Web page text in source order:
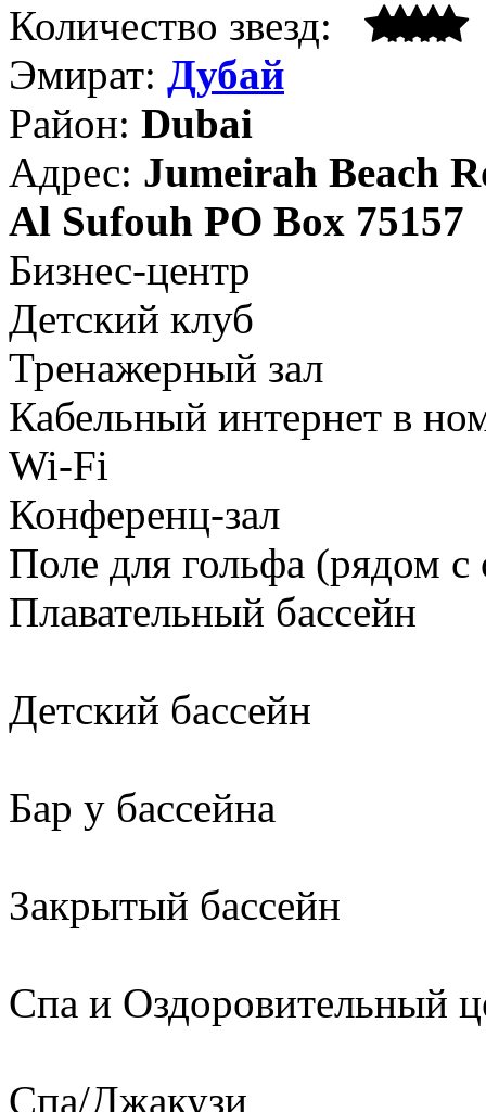
Количество звезд:
Эмират: Дубай
Район: Dubai
Адрес: Jumeirah Beach
Al Sufouh PO Box 75157
Бизнес-центр
Детский клуб
Тренажерный зал
Кабельный интернет в
Wi-Fi
Конференц-зал
Поле для гольфа (рядом с
Плавательный бассейн
Детский бассейн
Бар у бассейна
Закрытый бассейн
Спа и Оздоровительный
Спа/Джакузи